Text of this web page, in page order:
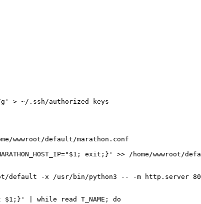
wwwroot/default/marathon.conf
default -x /usr/bin/python3 -- -m http.server 80
$1;}' | while read T_NAME; do